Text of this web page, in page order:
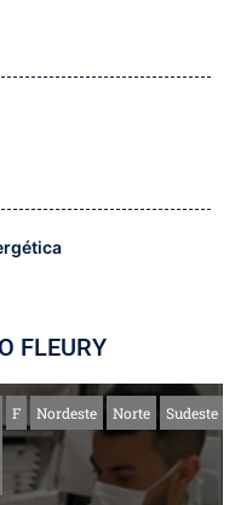
FLEURY
F Nordeste Norte Sudeste